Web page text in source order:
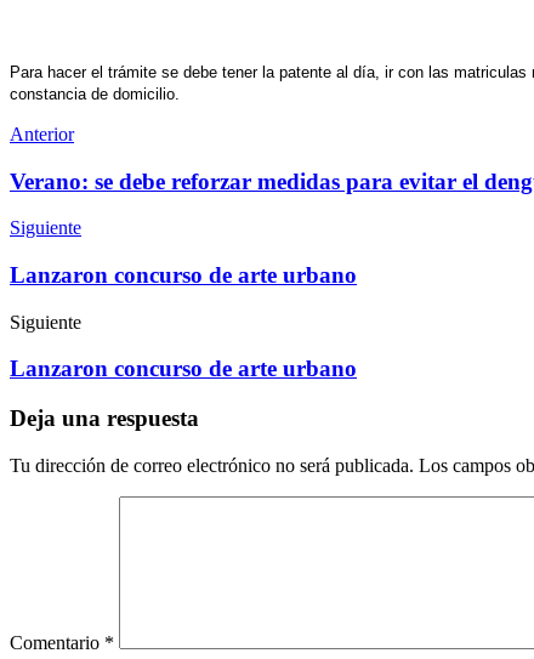
Para hacer el trámite se debe tener la patente al día, ir con las
constancia de domicilio.
Anterior
Verano: se debe reforzar medidas para evitar el
Siguiente
Lanzaron concurso de arte urbano
Siguiente
Lanzaron concurso de arte urbano
Deja una respuesta
Tu dirección de correo electrónico no será publicada. Los campos
Comentario *